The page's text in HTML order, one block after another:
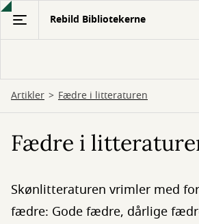
Gå
hovedindhold
Rebild Bibliotekerne
Artikler Fædre i litteraturen
Fædre i
Skønlitteraturen vrimler med
fædre: Gode fædre, dårlige